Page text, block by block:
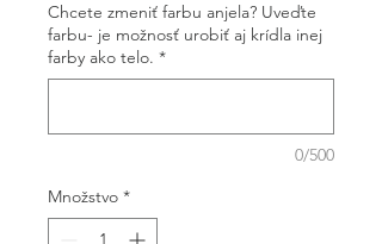
Chcete zmeniť farbu anjela? Uveďte
farbu- je možnosť urobiť aj krídla inej
farby ako telo. *
0/500
Množstvo *